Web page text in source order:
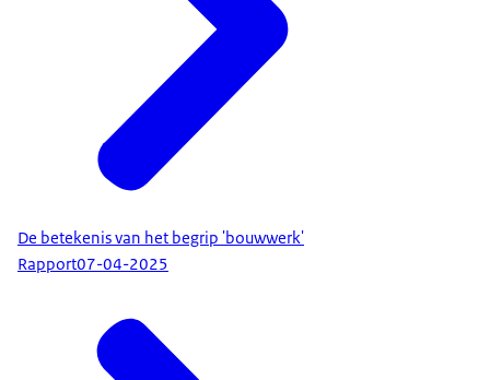
De betekenis van het begrip 'bouwwerk'
Rapport07-04-2025